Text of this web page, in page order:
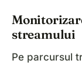
streamului
Pe parcursul